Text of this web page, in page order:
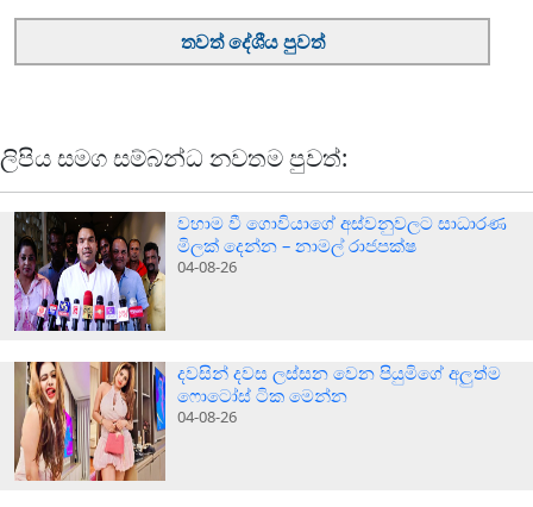
තවත් දේශීය පුවත්
ලිපිය සමග සම්බන්ධ නවතම පුවත්:
වහාම වී ගොවියාගේ අස්වනුවලට සාධාරණ
මිලක් දෙන්න – නාමල් රාජපක්ෂ
04-08-26
දවසින් දවස ලස්සන වෙන පියුමිගේ අලුත්ම
ෆොටෝස් ටික මෙන්න
04-08-26